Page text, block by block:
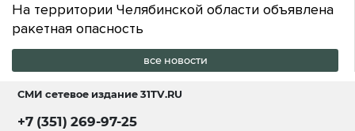
На территории Челябинской области объявлена
ракетная опасность
все новости
СМИ сетевое издание31TV.RU
+7 (351) 269-97-25